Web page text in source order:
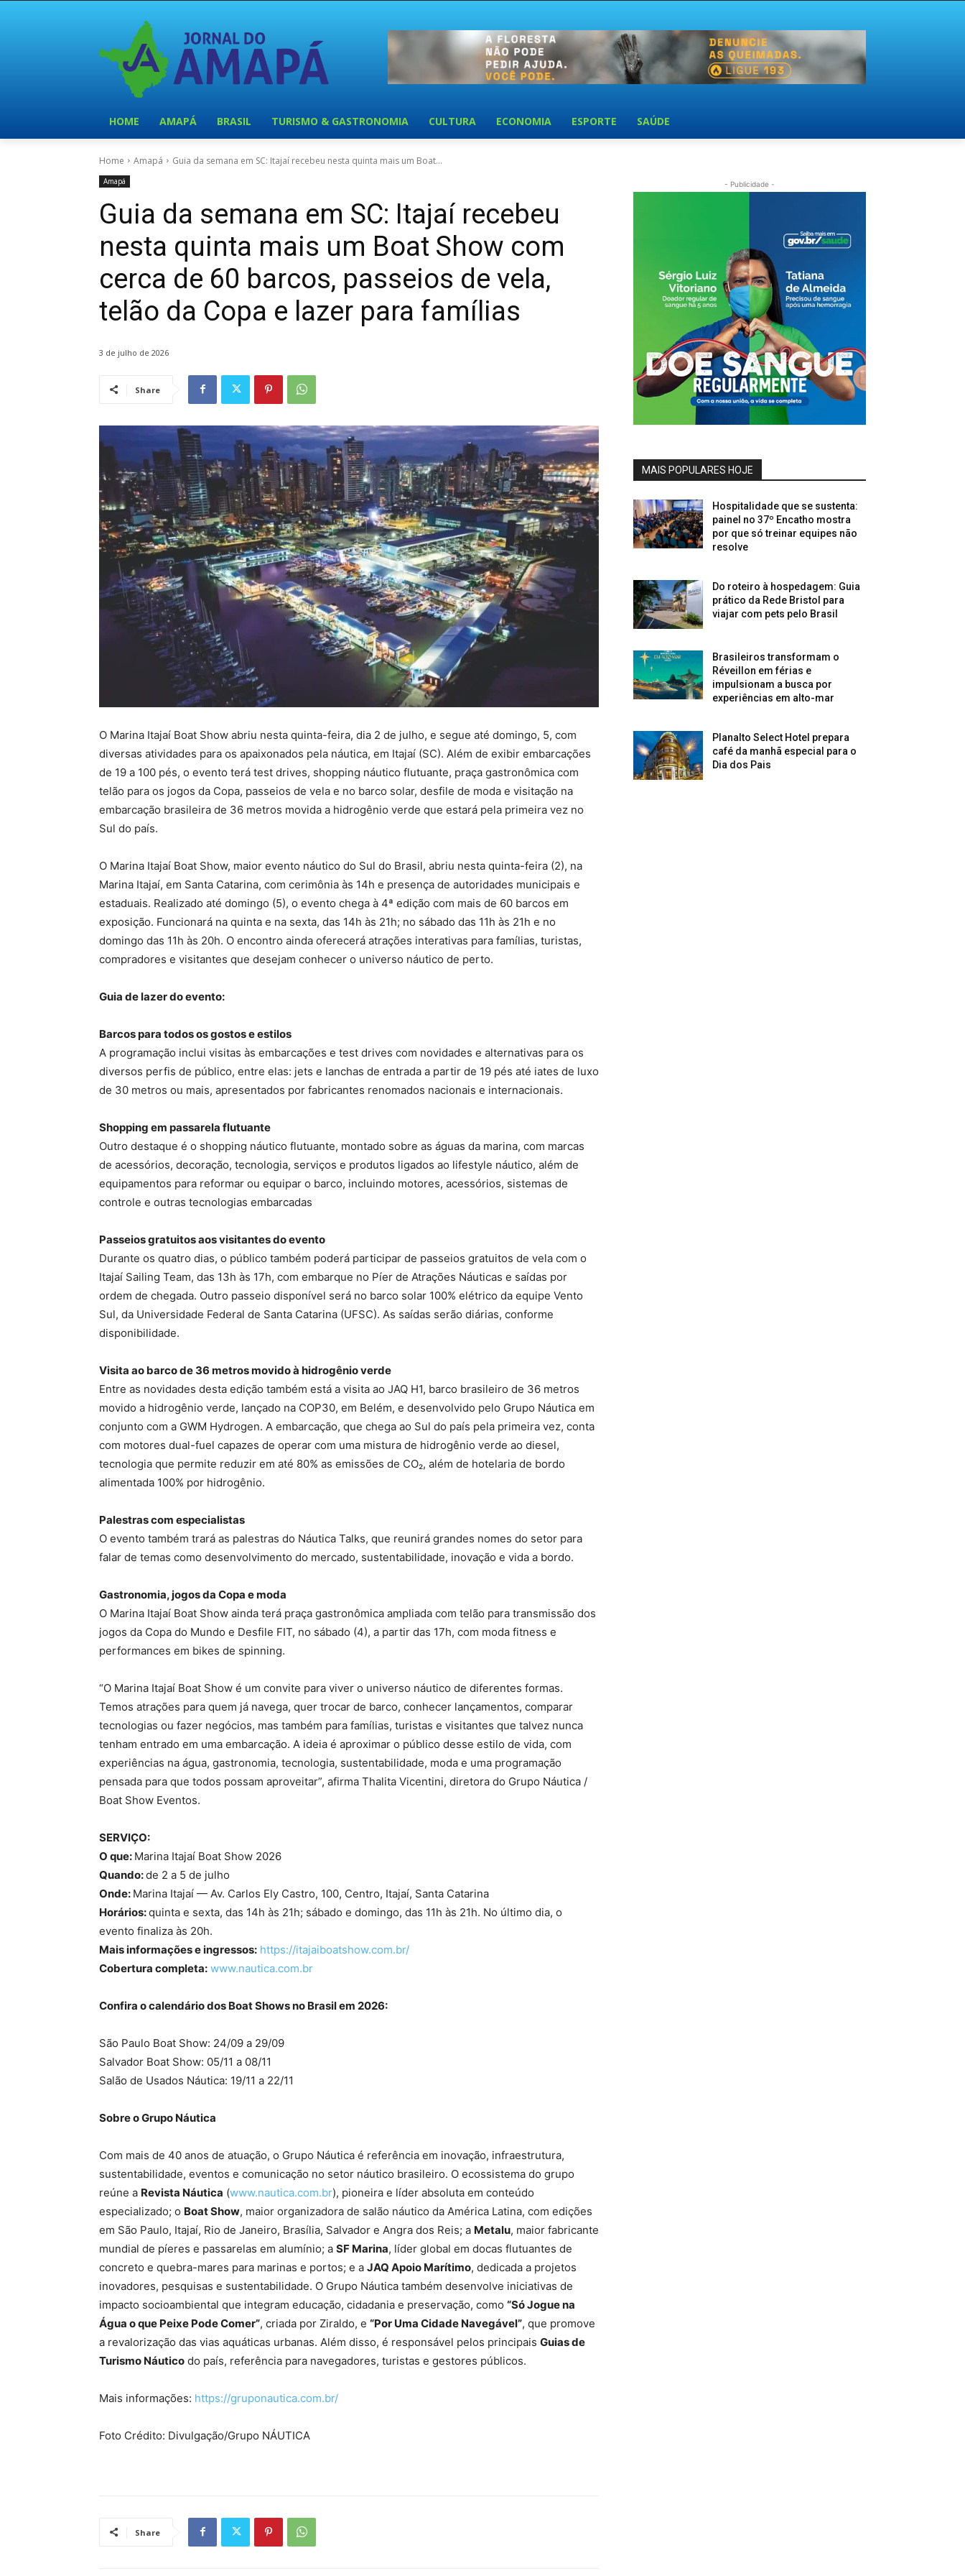
HOME AMAPÁ BRASIL TURISMO & GASTRONOMIA CULTURA ECONOMIA ESPORTE SAÚDE
Home Amapá Guia da semana em SC: Itajaí recebeu nesta quinta mais um Boat...
Amapá
Guia da semana em SC: Itajaí recebeu
nesta quinta mais um Boat Show com
cerca de 60 barcos, passeios de vela,
telão da Copa e lazer para famílias
3 de julho de 2026
Share
O Marina Itajaí Boat Show abriu nesta quinta-feira, dia 2 de julho, e segue até domingo, 5, com
diversas atividades para os apaixonados pela náutica, em Itajaí (SC). Além de exibir embarcações
de 19 a 100 pés, o evento terá test drives, shopping náutico flutuante, praça gastronômica com
telão para os jogos da Copa, passeios de vela e no barco solar, desfile de moda e visitação na
embarcação brasileira de 36 metros movida a hidrogênio verde que estará pela primeira vez no
Sul do país.
O Marina Itajaí Boat Show, maior evento náutico do Sul do Brasil, abriu nesta quinta-feira (2), na
Marina Itajaí, em Santa Catarina, com cerimônia às 14h e presença de autoridades municipais e
estaduais. Realizado até domingo (5), o evento chega à 4ª edição com mais de 60 barcos em
exposição. Funcionará na quinta e na sexta, das 14h às 21h; no sábado das 11h às 21h e no
domingo das 11h às 20h. O encontro ainda oferecerá atrações interativas para famílias, turistas,
compradores e visitantes que desejam conhecer o universo náutico de perto.
Guia de lazer do evento:
Barcos para todos os gostos e estilos
A programação inclui visitas às embarcações e test drives com novidades e alternativas para os
diversos perfis de público, entre elas: jets e lanchas de entrada a partir de 19 pés até iates de luxo
de 30 metros ou mais, apresentados por fabricantes renomados nacionais e internacionais.
Shopping em passarela flutuante
Outro destaque é o shopping náutico flutuante, montado sobre as águas da marina, com marcas
de acessórios, decoração, tecnologia, serviços e produtos ligados ao lifestyle náutico, além de
equipamentos para reformar ou equipar o barco, incluindo motores, acessórios, sistemas de
controle e outras tecnologias embarcadas
Passeios gratuitos aos visitantes do evento
Durante os quatro dias, o público também poderá participar de passeios gratuitos de vela com o
Itajaí Sailing Team, das 13h às 17h, com embarque no Píer de Atrações Náuticas e saídas por
ordem de chegada. Outro passeio disponível será no barco solar 100% elétrico da equipe Vento
Sul, da Universidade Federal de Santa Catarina (UFSC). As saídas serão diárias, conforme
disponibilidade.
Visita ao barco de 36 metros movido à hidrogênio verde
Entre as novidades desta edição também está a visita ao JAQ H1, barco brasileiro de 36 metros
movido a hidrogênio verde, lançado na COP30, em Belém, e desenvolvido pelo Grupo Náutica em
conjunto com a GWM Hydrogen. A embarcação, que chega ao Sul do país pela primeira vez, conta
com motores dual-fuel capazes de operar com uma mistura de hidrogênio verde ao diesel,
tecnologia que permite reduzir em até 80% as emissões de CO₂, além de hotelaria de bordo
alimentada 100% por hidrogênio.
Palestras com especialistas
O evento também trará as palestras do Náutica Talks, que reunirá grandes nomes do setor para
falar de temas como desenvolvimento do mercado, sustentabilidade, inovação e vida a bordo.
Gastronomia, jogos da Copa e moda
O Marina Itajaí Boat Show ainda terá praça gastronômica ampliada com telão para transmissão dos
jogos da Copa do Mundo e Desfile FIT, no sábado (4), a partir das 17h, com moda fitness e
performances em bikes de spinning.
“O Marina Itajaí Boat Show é um convite para viver o universo náutico de diferentes formas.
Temos atrações para quem já navega, quer trocar de barco, conhecer lançamentos, comparar
tecnologias ou fazer negócios, mas também para famílias, turistas e visitantes que talvez nunca
tenham entrado em uma embarcação. A ideia é aproximar o público desse estilo de vida, com
experiências na água, gastronomia, tecnologia, sustentabilidade, moda e uma programação
pensada para que todos possam aproveitar”, afirma Thalita Vicentini, diretora do Grupo Náutica /
Boat Show Eventos.
SERVIÇO:
O que: Marina Itajaí Boat Show 2026
Quando:de 2 a 5 de julho
Onde: Marina Itajaí — Av. Carlos Ely Castro, 100, Centro, Itajaí, Santa Catarina
Horários:quinta e sexta, das 14h às 21h; sábado e domingo, das 11h às 21h. No último dia, o
evento finaliza às 20h.
Mais informações e ingressos: https://itajaiboatshow.com.br/
Cobertura completa: www.nautica.com.br
Confira o calendário dos Boat Shows no Brasil em 2026:
São Paulo Boat Show: 24/09 a 29/09
Salvador Boat Show: 05/11 a 08/11
Salão de Usados Náutica: 19/11 a 22/11
Sobre o Grupo Náutica
Com mais de 40 anos de atuação, o Grupo Náutica é referência em inovação, infraestrutura,
sustentabilidade, eventos e comunicação no setor náutico brasileiro. O ecossistema do grupo
reúne a Revista Náutica (www.nautica.com.br), pioneira e líder absoluta em conteúdo
especializado; o Boat Show, maior organizadora de salão náutico da América Latina, com edições
em São Paulo, Itajaí, Rio de Janeiro, Brasília, Salvador e Angra dos Reis; a Metalu, maior fabricante
mundial de píeres e passarelas em alumínio; a SF Marina, líder global em docas flutuantes de
concreto e quebra-mares para marinas e portos; e a JAQ Apoio Marítimo, dedicada a projetos
inovadores, pesquisas e sustentabilidade. O Grupo Náutica também desenvolve iniciativas de
impacto socioambiental que integram educação, cidadania e preservação, como “Só Jogue na
Água o que Peixe Pode Comer”, criada por Ziraldo, e “Por Uma Cidade Navegável”, que promove
a revalorização das vias aquáticas urbanas. Além disso, é responsável pelos principais Guias de
Turismo Náutico do país, referência para navegadores, turistas e gestores públicos.
Mais informações: https://gruponautica.com.br/
Foto Crédito: Divulgação/Grupo NÁUTICA
Share
- Publicidade -
MAIS POPULARES HOJE
Hospitalidade que se sustenta:
painel no 37º Encatho mostra
por que só treinar equipes não
resolve
Do roteiro à hospedagem: Guia
prático da Rede Bristol para
viajar com pets pelo Brasil
Brasileiros transformam o
Réveillon em férias e
impulsionam a busca por
experiências em alto-mar
Planalto Select Hotel prepara
café da manhã especial para o
Dia dos Pais